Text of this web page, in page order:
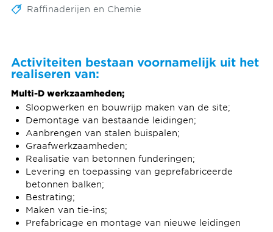
Raffinaderijen en Chemie
Activiteiten bestaan ​​voornamelijk uit het
realiseren van:
Multi-D werkzaamheden;
Sloopwerken en bouwrijp maken van de site;
Demontage van bestaande leidingen;
Aanbrengen van stalen buispalen;
Graafwerkzaamheden;
Realisatie van betonnen funderingen;
Levering en toepassing van geprefabriceerde
betonnen balken;
Bestrating;
Maken van tie-ins;
Prefabricage en montage van nieuwe leidingen